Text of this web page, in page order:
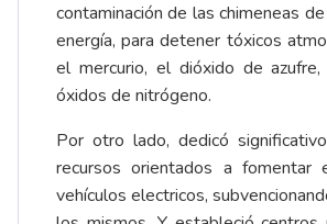
contaminación de las chimeneas
energía, para detener tóxicos
el mercurio, el dióxido de
óxidos de nitrógeno.
Por otro lado, dedicó
recursos orientados a
vehículos electricos,